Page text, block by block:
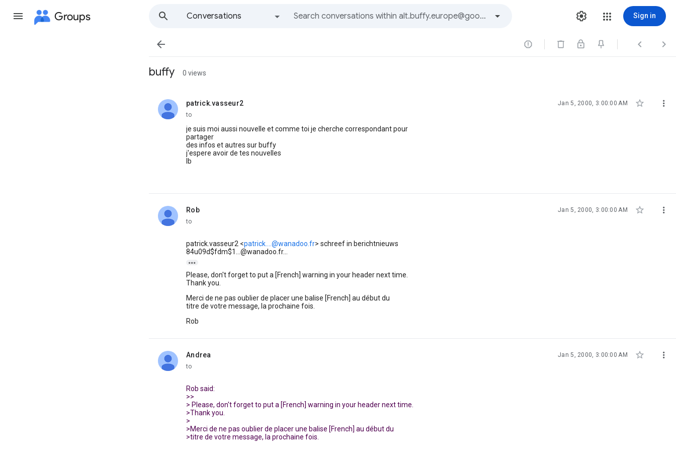
Groups
Conversations
Sign in
   
buffy 0 views
patrick.vasseur2
unread, Jan 5, 2000, 3:00:00 AM  
to
je suis moi aussi nouvelle et comme toi je cherche correspondant pour
partager
des infos et autres sur buffy
j'espere avoir de tes nouvelles
lb
Rob
unread, Jan 5, 2000, 3:00:00 AM  
to
patrick.vasseur2 <patrick....@wanadoo.fr> schreef in berichtnieuws
84u09d$fdm$1...@wanadoo.fr...

Please, don't forget to put a [French] warning in your header next time.
Thank you.
Merci de ne pas oublier de placer une balise [French] au début du
titre de votre message, la prochaine fois.
Rob
Andrea
unread, Jan 5, 2000, 3:00:00 AM  
to
Rob said:
>>
> Please, don't forget to put a [French] warning in your header next time.
>Thank you.
>
>Merci de ne pas oublier de placer une balise [French] au début du
>titre de votre message, la prochaine fois.